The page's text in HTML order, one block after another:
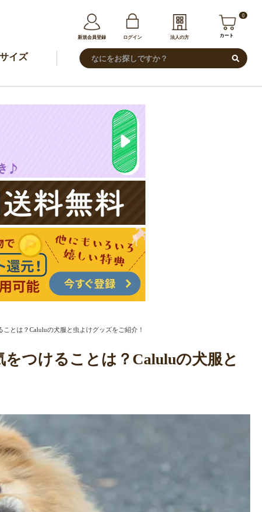
新規会員登録 ログイン 法人の方
0
カート
サイズ
とは？Caluluの犬服と虫よけグッズをご紹介！
つけることは？Caluluの犬服と